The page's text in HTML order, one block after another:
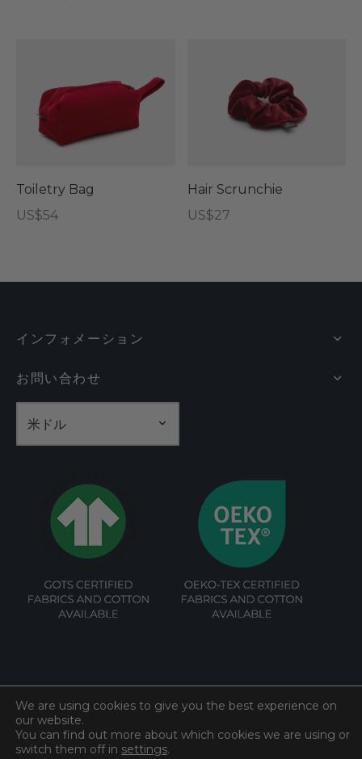
Toiletry Bag
US$54
Hair Scrunchie
US$27
インフォメーション
お問い合わせ
© 綿入り2026. All rights reserved.
We are using cookies to give you the best experience on
our website.
You can find out more about which cookies we are using or
switch them off in settings.